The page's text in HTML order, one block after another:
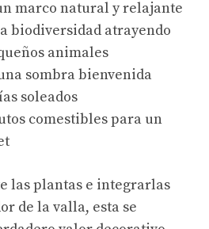
marco natural y relajante
biodiversidad atrayendo
animales
sombra bienvenida
soleados
comestibles para un
las plantas e integrarlas
de la valla, esta se